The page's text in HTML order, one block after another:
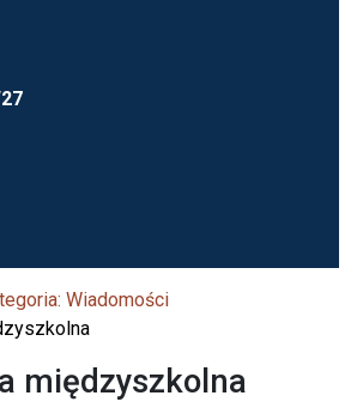
Wiadomości
międzyszkolna